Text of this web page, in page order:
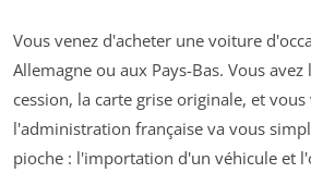
Vous venez d'acheter une voiture
Allemagne ou aux Pays-Bas. Vous
cession, la carte grise originale, et
l'administration française va vous
pioche : l'importation d'un véhicule et